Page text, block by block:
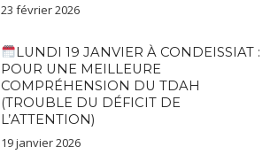
23 février 2026
LUNDI 19 JANVIER À CONDEISSIAT :
POUR UNE MEILLEURE
COMPRÉHENSION DU TDAH
(TROUBLE DU DÉFICIT DE
L’ATTENTION)
19 janvier 2026